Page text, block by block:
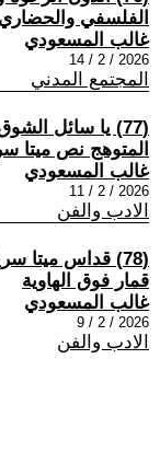
الفلسفي
غالب المسعودي
2026 / 2 / 14
المجتمع المدني
(77) يا سائل
المتوهج نص ميتا
غالب المسعودي
2026 / 2 / 11
الادب والفن
(78) قداس ميتا
قمار فوق الهاوية
غالب المسعودي
2026 / 2 / 9
الادب والفن